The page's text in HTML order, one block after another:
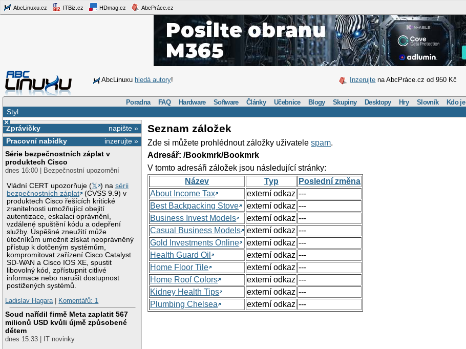
AbcLinuxu.cz ITBiz.cz HDmag.cz AbcPráce.cz
AbcLinuxu hledá autory! Inzerujte na AbcPráce.cz od 950 Kč
Poradna FAQ Hardware Software Články Učebnice Blogy Skupiny Desktopy Hry Slovník Kdo je
Styl
×
napište »
Zprávičky
inzerujte »
Pracovní nabídky
Série bezpečnostních záplat v
produktech Cisco
dnes 16:00 | Bezpečnostní upozornění
Vládní CERT upozorňuje (𝕏 ) nasérii
bezpečnostních záplat
(CVSS 9.9) v
produktech Cisco řešících kritické
zranitelnosti umožňující obejití
autentizace, eskalaci oprávnění,
vzdálené spuštění kódu a odepření
služby. Úspěšné zneužití může
útočníkům umožnit získat neoprávněný
přístup k dotčeným systémům,
kompromitovat zařízení Cisco Catalyst
SD-WAN a Cisco IOS XE, spustit
libovolný kód, zpřístupnit citlivé
informace nebo narušit dostupnost
postižených systémů.
Ladislav Hagara| Komentářů: 1
Soud nařídil firmě Meta zaplatit 567
milionů USD kvůli újmě způsobené
dětem
dnes 15:33 | IT novinky
Seznam záložek
Zde si můžete prohlédnout záložky uživatelespam.
Adresář: /Bookmrk/Bookmrk
V tomto adresáři záložek jsou následující stránky:
Název
Typ
Poslední změna
About Income Tax
externí odkaz ---
Best Backpacking Stove
externí odkaz ---
Business Invest Models
externí odkaz ---
Casual Business Models
externí odkaz ---
Gold Investments Online
externí odkaz ---
Health Guard Oil
externí odkaz ---
Home Floor Tile
externí odkaz ---
Home Roof Colors
externí odkaz ---
Kidney Health Tips
externí odkaz ---
Plumbing Chelsea
externí odkaz ---